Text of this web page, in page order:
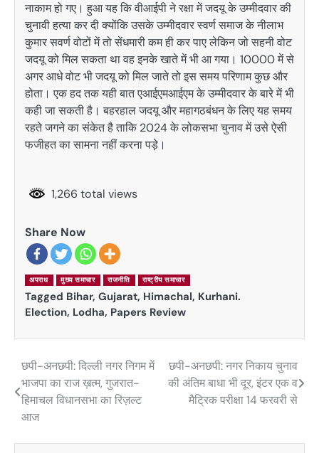
नाकाम हो गए। हुआ यह कि वीआईपी ने रक्षा में जदयू के उम्मीदवार की
चुनावी हत्या कर दी क्योंकि उसके उम्मीदवार स्वर्ण समाज के नीलाभ
कुमार सवर्ण वोटों में तो सेंधमारी कम ही कर पाए लेकिन जो सहनी वोट
जदयू को मिल सकता था वह इनके खाते में भी आ गया। 10000 में से
अगर आधे वोट भी जदयू को मिल जाते तो इस समय परिणाम कुछ और
होता। एक हद तक यही बात एआईएमआईएम के उम्मीदवार के बारे में भी
कही जा सकती है। बहरहाल जदयू और महागठबंधन के लिए यह समय
रहते जगने का संकेत है ताकि 2024 के लोकसभा चुनाव में उसे ऐसी
फजीहत का सामना नहीं करना पड़े।
1,266 total views
Share Now
अपराध मुख्य समाचार राजनीति राष्ट्रीय समाचार
Tagged Bihar, Gujarat, Himachal, Kurhani.
Election, Lodha, Papers Review
Post
navigation
छपी-अनछपी: दिल्ली नगर निगम में
भाजपा का राज ख़त्म, गुजरात-
हिमाचल विधानसभा का रिज़ल्ट
आज
छपी-अनछपी: नगर निकाय चुनाव
की अंतिम बाधा भी दूर, इंटर एक व
मैट्रिक परीक्षा 14 फरवरी से